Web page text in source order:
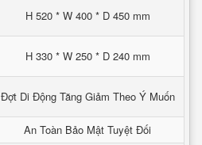
H 520 * W 400 * D 450 mm
H 330 * W 250 * D 240 mm
Đợt Di Động Tăng Giảm Theo Ý Muốn
An Toàn Bảo Mật Tuyệt Đối